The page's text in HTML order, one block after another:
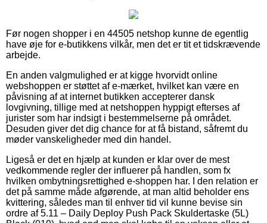
Før nogen shopper i en 44505 netshop kunne de egentlig
have øje for e-butikkens vilkår, men det er tit et tidskrævende
arbejde.
En anden valgmulighed er at kigge hvorvidt online
webshoppen er støttet af e-mærket, hvilket kan være en
påvisning af at internet butikken accepterer dansk
lovgivning, tillige med at netshoppen hyppigt efterses af
jurister som har indsigt i bestemmelserne på området.
Desuden giver det dig chance for at få bistand, såfremt du
møder vanskeligheder med din handel.
Ligeså er det en hjælp at kunden er klar over de mest
vedkommende regler der influerer på handlen, som fx
hvilken ombytningsrettighed e-shoppen har. I den relation er
det på samme måde afgørende, at man altid beholder ens
kvittering, således man til enhver tid vil kunne bevise sin
ordre af 5.11 – Daily Deploy Push Pack Skuldertaske (5L)